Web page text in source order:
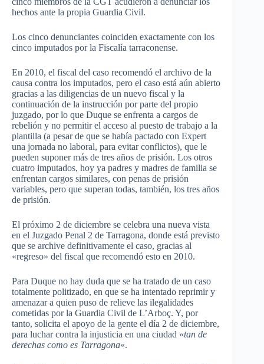
hechos ante la propia Guardia Civil.
Los cinco denunciantes coinciden exactamente con los
cinco imputados por la Fiscalía tarraconense.
En 2010, el fiscal del caso recomendó el archivo de la
causa contra los imputados, pero el caso está aún abierto
gracias a las diligencias de un nuevo fiscal y la
continuación de la instrucción por parte del propio
juzgado, por lo que Duque se enfrenta a cargos de
rebelión y no permitir el acceso al puesto de trabajo a la
plantilla (a pesar de que se había pactado con Expert
una jornada no laboral, para evitar conflictos), que le
pueden suponer más de tres años de prisión. Los otros
cuatro imputados, hoy ya padres y madres de familia se
enfrentan cargos similares, con penas de prisión
variables, pero que superan todas, también, los tres años
de prisión.
El próximo 2 de diciembre se celebra una nueva vista
en el Juzgado Penal 2 de Tarragona, donde está previsto
que se archive definitivamente el caso, gracias al
«regreso» del fiscal que recomendó esto en 2010.
Para Duque no hay duda que se ha tratado de un caso
totalmente politizado, en que se ha intentado reprimir y
amenazar a quien puso de relieve las ilegalidades
cometidas por la Guardia Civil de L’Arboç. Y, por
tanto, solicita el apoyo de la gente el día 2 de diciembre,
para luchar contra la injusticia en una ciudad «tan de
derechas como es Tarragona«.